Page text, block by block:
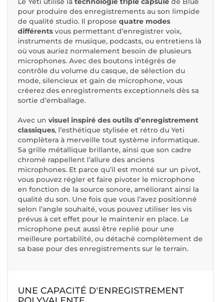
pour produire des enregistrements au son limpide
de qualité studio. Il propose quatre modes
différents vous permettant d’enregistrer voix,
instruments de musique, podcasts, ou entretiens là
où vous auriez normalement besoin de plusieurs
microphones. Avec des boutons intégrés de
contrôle du volume du casque, de sélection du
mode, silencieux et gain de microphone, vous
créerez des enregistrements exceptionnels dès sa
sortie d’emballage.
Avec un visuel inspiré des outils d’enregistrement
classiques, l’esthétique stylisée et rétro du Yeti
complètera à merveille tout système informatique.
Sa grille métallique brillante, ainsi que son cadre
chromé rappellent l’allure des anciens
microphones. Et parce qu’il est monté sur un pivot,
vous pouvez régler et faire pivoter le microphone
en fonction de la source sonore, améliorant ainsi la
qualité du son. Une fois que vous l’avez positionné
selon l’angle souhaité, vous pouvez utiliser les vis
prévus à cet effet pour le maintenir en place. Le
microphone peut aussi être replié pour une
meilleure portabilité, ou détaché complètement de
sa base pour des enregistrements sur le terrain.
UNE CAPACITÉ D'ENREGISTREMENT